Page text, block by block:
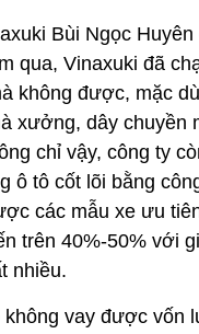
Bùi Ngọc
qua, Vinaxuki đã
không được, mặc
xưởng, dây chuyền
chỉ vậy, công ty
ô tô cốt lõi bằng
các mẫu xe ưu
trên 40%-50% với
nhiều.
không vay được vốn